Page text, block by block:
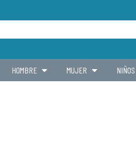
HOMBRE MUJER NIÑOS